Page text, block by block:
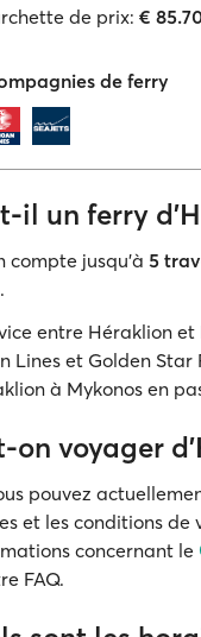
de prix: €
de ferry
il un ferry
compte jusqu'à 5
entre Héraklion
Lines et Golden Star
à Mykonos en
on voyager
pouvez
et les conditions
concernant le
FAQ.